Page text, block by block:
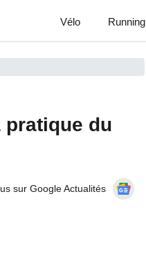
Vélo Running
du
sur Google Actualités